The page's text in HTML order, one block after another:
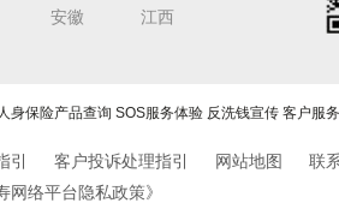
安徽
江西
身保险产品查询 SOS服务体验 反洗钱宣传 客户服
引 客户投诉处理指引 网站地图 联
网络平台隐私政策》